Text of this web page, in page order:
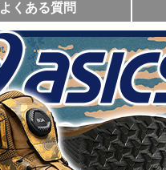
よくある質問